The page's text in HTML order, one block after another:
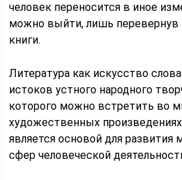
человек переносится в иное
можно выйти, лишь
книги.
Литература как искусство
истоков устного народного
которого можно встретить во
художественных
является основой для развития
сфер человеческой